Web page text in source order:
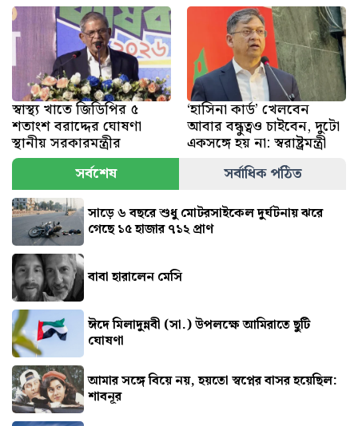
স্বাস্থ্য খাতে জিডিপির ৫
শতাংশ বরাদ্দের ঘোষণা
স্থানীয় সরকারমন্ত্রীর
‘হাসিনা কার্ড’ খেলবেন
আবার বন্ধুত্বও চাইবেন, দুটো
একসঙ্গে হয় না: স্বরাষ্ট্রমন্ত্রী
সর্বশেষ
সর্বাধিক পঠিত
সাড়ে ৬ বছরে শুধু মোটরসাইকেল দুর্ঘটনায় ঝরে
গেছে ১৫ হাজার ৭১২ প্রাণ
বাবা হারালেন মেসি
ঈদে মিলাদুন্নবী (সা.) উপলক্ষে আমিরাতে ছুটি
ঘোষণা
আমার সঙ্গে বিয়ে নয়, হয়তো স্বপ্নের বাসর হয়েছিল:
শাবনূর